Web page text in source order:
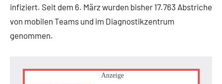
infiziert. Seit dem 6. März wurden bisher 17.763 Abstriche
von mobilen Teams und im Diagnostikzentrum
genommen.
Anzeige